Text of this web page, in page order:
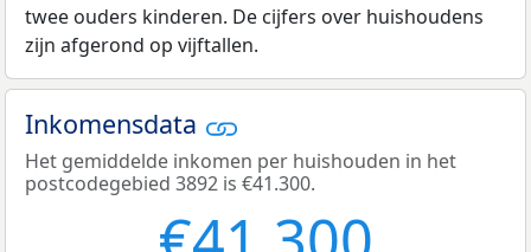
twee ouders kinderen. De cijfers over huishoudens
zijn afgerond op vijftallen.
Inkomensdata
Het gemiddelde inkomen per huishouden in het
postcodegebied 3892 is €41.300.